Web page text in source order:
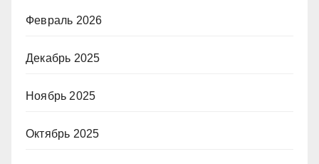
Февраль 2026
Декабрь 2025
Ноябрь 2025
Октябрь 2025